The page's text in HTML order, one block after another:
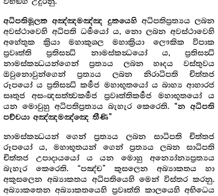
අධිපතිමූලක අඤ්ඤමඤ්ඤ දුකයෙහි අධිපතිප්‍රත්‍යය ලබන
අවස්ථාවෙහි අධිපති ධර්‍මයෝ ය, නො ලබන අවස්ථාවෙහි
අහේතුක ක්‍රියා මහාකුශල මහාක්‍රියා ලෞකික විපාක
ප්‍රවෘත්ති ප්‍රතිසන්‍ධි නාමස්කන්‍ධයෝ ය, ප්‍රතිසන්‍ධි
නාමස්කන්‍ධයන්ගෙන් ප්‍රත්‍යය ලබන හෘදය වස්තුවය
ඔවුනොවුන්ගෙන් ප්‍රත්‍යය ලබන නිරාධිපති චිත්තජ
රූපයෝ ය ප්‍රතිසන්‍ධි කර්‍මජ මහාභූතයෝ ය බාහ්‍ය ආහාරජ
සෘතුජ අසංඥසත්ත්‍වකර්‍මජ ප්‍රවෘත්තිකර්‍මජ මහාභූතයෝ ය
යන මොවුහු අධිපතිප්‍රත්‍යය බැහැර කෙරෙති. “න අධිපති
පච්චයා අඤ්ඤමඤ්ඤෙ තීණි”
නාමස්කන්‍ධයන් ගෙන් ප්‍රත්‍යය ලබන සාධිපති චිත්තජ
රූපයෝ ය, මහාභූතයන් ගෙන් ප්‍රත්‍යය ලබන සාධිපති
චිත්තජ උපාදායයෝ ය යන මොහු අන්‍යෝන්‍යප්‍රත්‍යය
බැහැර කෙරෙති. “පඤ්ච” කුසලෙන අබ්‍යාකතය හා
අකුසලෙන අබ්‍යාකතය අධිපතියෙහි මෙන් විස්තර කරනු.
අබ්‍යාකතෙන අබ්‍යාකතයෙහි ප්‍රවෘත්ති කාලයෙහි අභිධෙය